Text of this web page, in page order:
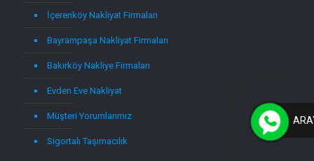
İçerenköy Nakliyat Firmaları
Bayrampaşa Nakliyat Firmaları
Bakırköy Nakliye Firmaları
Evden Eve Nakliyat
Müşteri Yorumlarımız
Sigortalı Taşımacılık